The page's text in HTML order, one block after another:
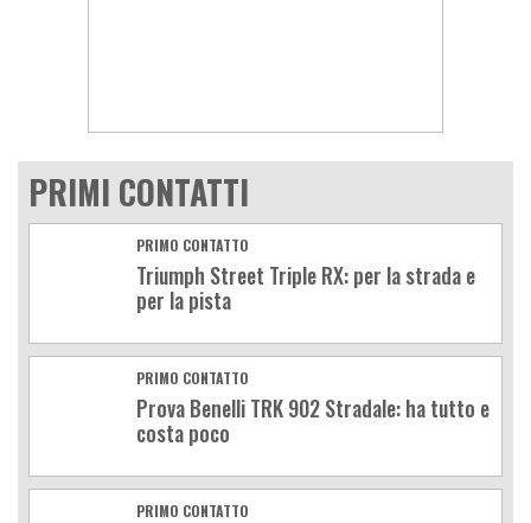
PRIMI CONTATTI
PRIMO CONTATTO
Triumph Street Triple RX: per la strada e
per la pista
PRIMO CONTATTO
Prova Benelli TRK 902 Stradale: ha tutto e
costa poco
PRIMO CONTATTO